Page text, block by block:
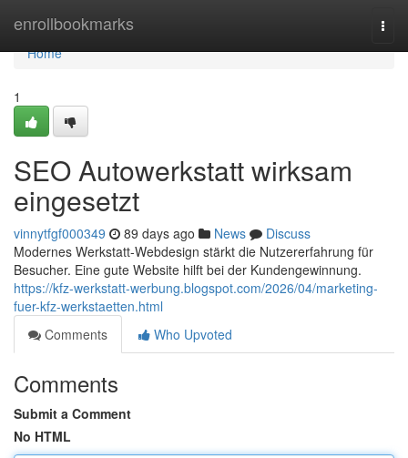
enrollbookmarks
Home
Home
1
SEO Autowerkstatt wirksam
eingesetzt
vinnytfgf000349 89 days ago News
Discuss
Modernes Werkstatt-Webdesign stärkt die Nutzererfahrung für
Besucher. Eine gute Website hilft bei der Kundengewinnung.
https://kfz-werkstatt-werbung.blogspot.com/2026/04/marketing-
fuer-kfz-werkstaetten.html
Comments
Who Upvoted
Comments
Submit a Comment
No HTML